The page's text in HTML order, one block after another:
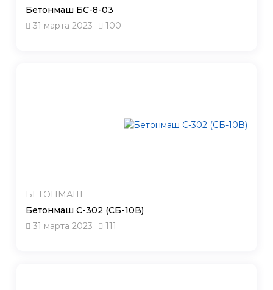
Бетонмаш БС-8-03
31 марта 2023
100
БЕТОНМАШ
Бетонмаш С-302 (СБ-10В)
31 марта 2023
111